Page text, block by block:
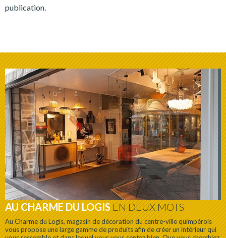
publication.
AU CHARME DU LOGISEN DEUX MOTS
Au Charme du Logis, magasin de décoration du centre-ville quimpérois
vous propose une large gamme de produits afin de créer un intérieur qui